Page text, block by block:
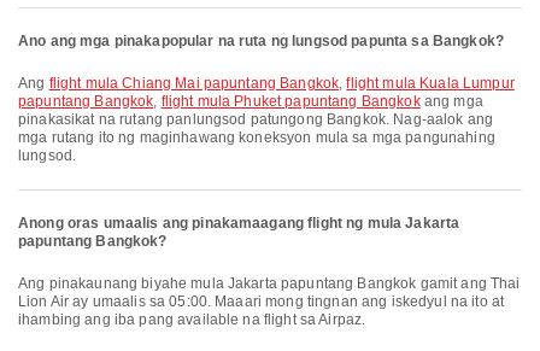
Ano ang mga pinakapopular na ruta ng lungsod papunta sa Bangkok?
Ang flight mula Chiang Mai papuntang Bangkok,flight mula Kuala Lumpur
papuntang Bangkok, flight mula Phuket papuntang Bangkokang mga
pinakasikat na rutang panlungsod patungong Bangkok. Nag-aalok ang
mga rutang ito ng maginhawang koneksyon mula sa mga pangunahing
lungsod.
Anong oras umaalis ang pinakamaagang flight ng mula Jakarta
papuntang Bangkok?
Ang pinakaunang biyahe mula Jakarta papuntang Bangkok gamit ang Thai
Lion Air ay umaalis sa 05:00. Maaari mong tingnan ang iskedyul na ito at
ihambing ang iba pang available na flight sa Airpaz.